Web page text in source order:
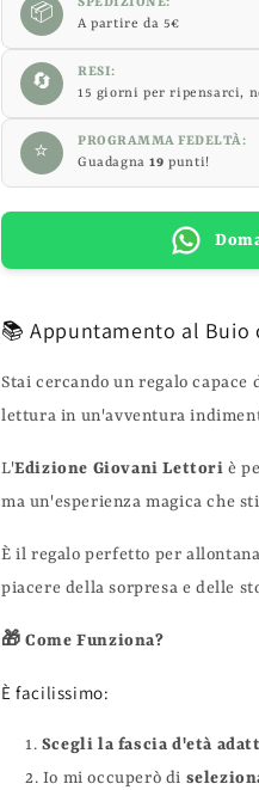
📦
SPEDIZIONE:
A partire da 5€
🔄
RESI:
15 giorni per ripensarci,
⭐
PROGRAMMA FEDELTÀ:
Guadagna19 punti!
📚 Appuntamento al Buio
Stai cercando un regalo
lettura in un'avventura
L'Edizione Giovani Lettori è
ma un'esperienza magica che
È il regalo perfetto per
piacere della sorpresa e delle
🎁 Come Funziona?
È facilissimo:
Scegli la fascia d'età
Io mi occuperò di